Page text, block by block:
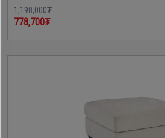
1,198,000₮
778,700₮